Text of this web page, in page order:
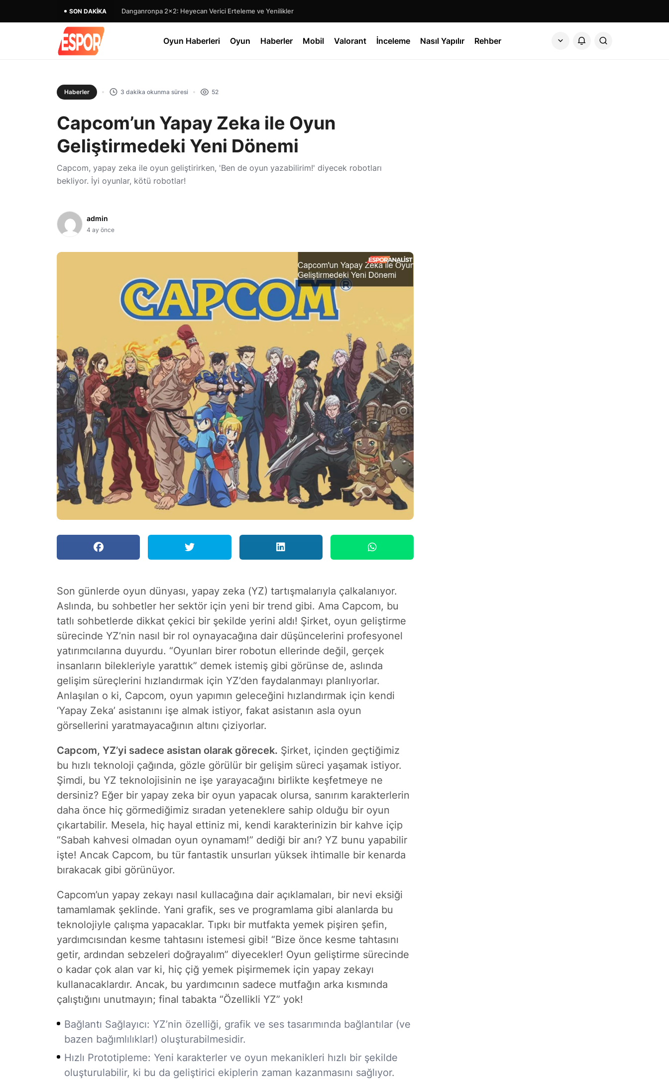
SON DAKIKA Danganronpa 2×2: Heyecan Verici Erteleme ve Yenilikler
Oyun Haberleri Oyun Haberler Mobil Valorant İnceleme Nasıl Yapılır Rehber
Haberler 3 dakika okunma süresi 52
Capcom’un Yapay Zeka ile Oyun
Geliştirmedeki Yeni Dönemi
Capcom, yapay zeka ile oyun geliştirirken, 'Ben de oyun yazabilirim!' diyecek robotları
bekliyor. İyi oyunlar, kötü robotlar!
admin
4 ay önce
Son günlerde oyun dünyası, yapay zeka (YZ) tartışmalarıyla çalkalanıyor.
Aslında, bu sohbetler her sektör için yeni bir trend gibi. Ama Capcom, bu
tatlı sohbetlerde dikkat çekici bir şekilde yerini aldı! Şirket, oyun geliştirme
sürecinde YZ’nin nasıl bir rol oynayacağına dair düşüncelerini profesyonel
yatırımcılarına duyurdu. “Oyunları birer robotun ellerinde değil, gerçek
insanların bilekleriyle yarattık” demek istemiş gibi görünse de, aslında
gelişim süreçlerini hızlandırmak için YZ’den faydalanmayı planlıyorlar.
Anlaşılan o ki, Capcom, oyun yapımın geleceğini hızlandırmak için kendi
‘Yapay Zeka’ asistanını işe almak istiyor, fakat asistanın asla oyun
görsellerini yaratmayacağının altını çiziyorlar.
Capcom, YZ’yi sadece asistan olarak görecek. Şirket, içinden geçtiğimiz
bu hızlı teknoloji çağında, gözle görülür bir gelişim süreci yaşamak istiyor.
Şimdi, bu YZ teknolojisinin ne işe yarayacağını birlikte keşfetmeye ne
dersiniz? Eğer bir yapay zeka bir oyun yapacak olursa, sanırım karakterlerin
daha önce hiç görmediğimiz sıradan yeteneklere sahip olduğu bir oyun
çıkartabilir. Mesela, hiç hayal ettiniz mi, kendi karakterinizin bir kahve içip
“Sabah kahvesi olmadan oyun oynamam!” dediği bir anı? YZ bunu yapabilir
işte! Ancak Capcom, bu tür fantastik unsurları yüksek ihtimalle bir kenarda
bırakacak gibi görünüyor.
Capcom’un yapay zekayı nasıl kullacağına dair açıklamaları, bir nevi eksiği
tamamlamak şeklinde. Yani grafik, ses ve programlama gibi alanlarda bu
teknolojiyle çalışma yapacaklar. Tıpkı bir mutfakta yemek pişiren şefin,
yardımcısından kesme tahtasını istemesi gibi! “Bize önce kesme tahtasını
getir, ardından sebzeleri doğrayalım” diyecekler! Oyun geliştirme sürecinde
o kadar çok alan var ki, hiç çiğ yemek pişirmemek için yapay zekayı
kullanacaklardır. Ancak, bu yardımcının sadece mutfağın arka kısmında
çalıştığını unutmayın; final tabakta “Özellikli YZ” yok!
Bağlantı Sağlayıcı: YZ’nin özelliği, grafik ve ses tasarımında bağlantılar (ve
bazen bağımlılıklar!) oluşturabilmesidir.
Hızlı Prototipleme: Yeni karakterler ve oyun mekanikleri hızlı bir şekilde
oluşturulabilir, ki bu da geliştirici ekiplerin zaman kazanmasını sağlıyor.